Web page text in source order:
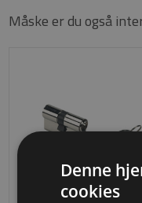
Måske er du også
Denne
cookies